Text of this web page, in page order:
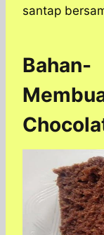
santap